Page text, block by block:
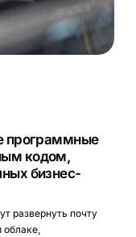
программные
кодом,
бизнес-
развернуть почту
облаке,